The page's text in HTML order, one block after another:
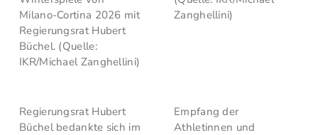
Milano-Cortina 2026 mit
Regierungsrat Hubert
Büchel. (Quelle:
IKR/Michael Zanghellini)
Zanghellini)
Regierungsrat Hubert
Büchel bedankte sich im
Empfang der
Athletinnen und